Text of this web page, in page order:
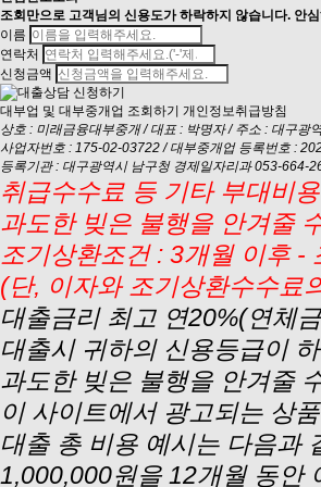
조회만으로 고객님의 신용도가 하락하지 않습니다. 안
이름
연락처
신청금액
대부업 및 대부중개업 조회하기 개인정보취급방침
상호 : 미래금융대부중개 / 대표 : 박명자 / 주소 : 대구
사업자번호 : 175-02-03722 / 대부중개업 등록번호 :
등록기관 : 대구광역시 남구청 경제일자리과 053-664-
취급수수료 등 기타 부대비
과도한 빚은 불행을 안겨줄
조기상환조건 : 3개월 이후 -
(단, 이자와 조기상환수수료
대출금리 최고 연20%(연체
대출시 귀하의 신용등급이
과도한 빚은 불행을 안겨줄
이 사이트에서 광고되는 상
대출 총 비용 예시는 다음과
1,000,000원을 12개월 동안